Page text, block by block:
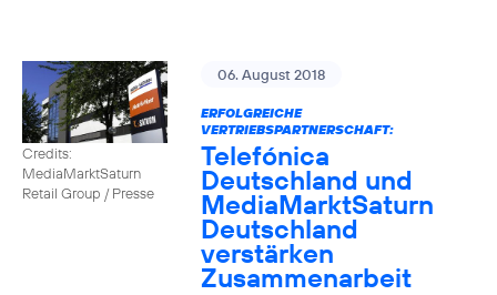
Credits:
MediaMarktSaturn
Retail Group / Presse
06. August 2018
ERFOLGREICHE
VERTRIEBSPARTNERSCHAFT:
Telefónica
Deutschland und
MediaMarktSaturn
Deutschland
verstärken
Zusammenarbeit